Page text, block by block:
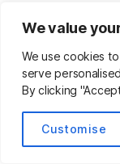
We value
We use cookies
serve
By clicking
Customise
Schlagwörter
instinktiv,
ESSEN +